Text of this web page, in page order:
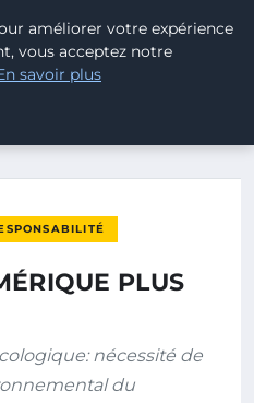
PLUS
nécessité de
du
améliorer votre expérience
vous acceptez notre
savoir plus